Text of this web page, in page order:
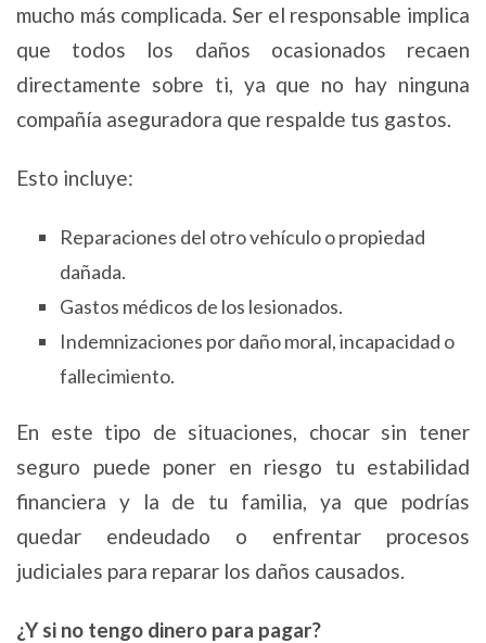
mucho más complicada. Ser el responsable implica
que todos los daños ocasionados recaen
directamente sobre ti, ya que no hay ninguna
compañía aseguradora que respalde tus gastos.
Esto incluye:
Reparaciones del otro vehículo o propiedad
dañada.
Gastos médicos de los lesionados.
Indemnizaciones por daño moral, incapacidad o
fallecimiento.
En este tipo de situaciones, chocar sin tener
seguro puede poner en riesgo tu estabilidad
financiera y la de tu familia, ya que podrías
quedar endeudado o enfrentar procesos
judiciales para reparar los daños causados.
¿Y si no tengo dinero para pagar?